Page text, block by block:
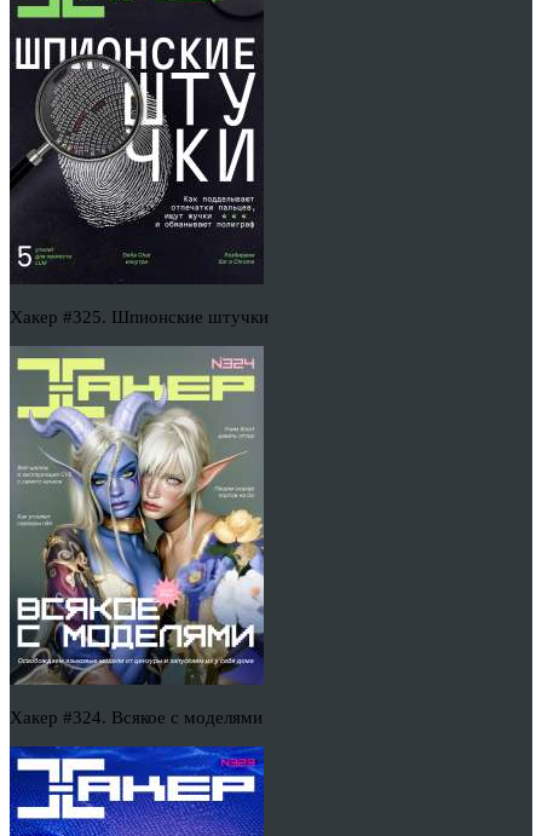
Хакер #325. Шпионские штучки
Хакер #324. Всякое с моделями